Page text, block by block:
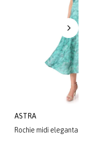
ASTRA
Rochie midi eleganta